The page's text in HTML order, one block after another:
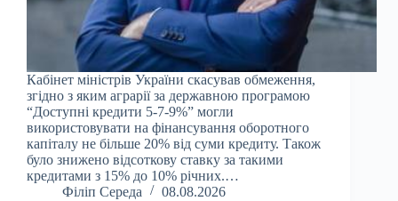
Кабінет міністрів України скасував обмеження,
згідно з яким аграрії за державною програмою
“Доступні кредити 5-7-9%” могли
використовувати на фінансування оборотного
капіталу не більше 20% від суми кредиту. Також
було знижено відсоткову ставку за такими
кредитами з 15% до 10% річних.…
Філіп Середа
08.08.2026